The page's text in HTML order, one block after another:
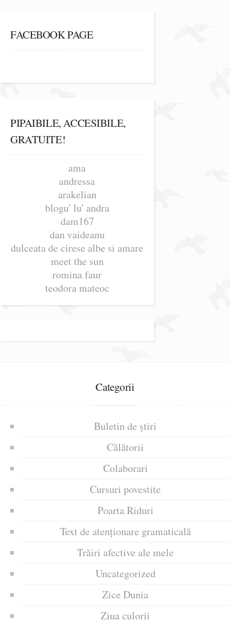
FACEBOOK PAGE
PIPAIBILE, ACCESIBILE,
GRATUITE!
ama
andressa
arakelian
blogu' lu' andra
dam167
dan vaideanu
dulceata de cirese albe si amare
meet the sun
romina faur
teodora mateoc
Categorii
Buletin de știri
Călătorii
Colaborari
Cursuri povestite
Poarta Riduri
Text de atenționare gramaticală
Trăiri afective ale mele
Uncategorized
Zice Dunia
Ziua culorii